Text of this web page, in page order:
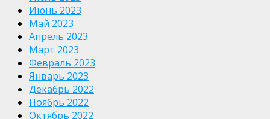
Июнь 2023
Май 2023
Апрель 2023
Март 2023
Февраль 2023
Январь 2023
Декабрь 2022
Ноябрь 2022
Октябрь 2022